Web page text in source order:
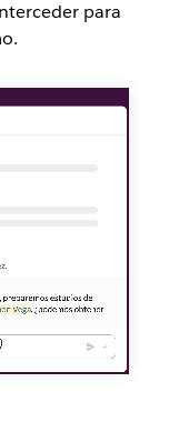
para